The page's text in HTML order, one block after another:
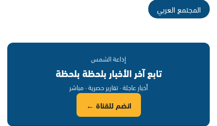
المجتمع العربي
إذاعة الشمس
تابع آخر الأخبار بلحظة بلحظة
أخبار عاجلة · تقارير حصرية · مباشر
انضم للقناة ←